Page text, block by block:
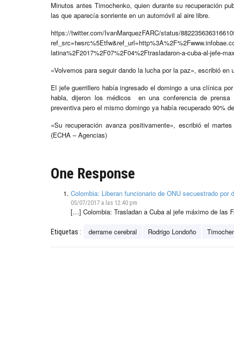
Minutos antes Timochenko, quien durante su recuperación
las que aparecía sonriente en un automóvil al aire libre.
https://twitter.com/IvanMarquezFARC/status/
latina%2F2017%2F07%2F04%2Ftrasladaron-a-cuba-al-jefe-
«Volvemos para seguir dando la lucha por la paz», escribió en
El jefe guerrillero había ingresado el domingo a una clínica
habla, dijeron los médicos en una conferencia de
preventiva pero el mismo domingo ya había recuperado 90%
«Su recuperación avanza positivamente», escribió el
(ECHA – Agencias)
One Response
Colombia: Liberan funcionario de ONU secuestrado por
05/07/2017 a las 12:40 pm
[…] Colombia: Trasladan a Cuba al jefe máximo de las
Etiquetas : derrame cerebral Rodrigo Londoño